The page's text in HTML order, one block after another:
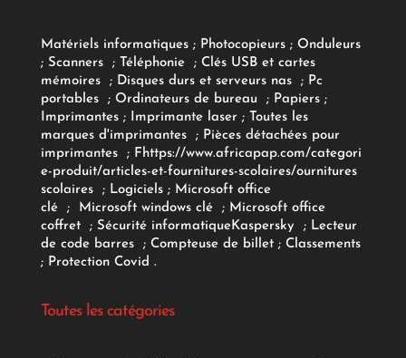
Matériels informatiques; Photocopieurs; Onduleurs
; Scanners ; Téléphonie ; Clés USB et cartes
mémoires
; Disques durs et serveurs nas ; Pc
portables
; Ordinateurs de bureau ; Papiers;
Imprimantes;Imprimante laser;
Toutes les
marques d'imprimantes
; Pièces détachées pour
imprimantes
; F https://www.africapap.com/categori
e-produit/articles-et-fournitures-scolaires/ournitures
scolaires; Logiciels ; Microsoft office
clé
; Microsoft windows clé; Microsoft office
coffret ; Sécurité informatiqueKaspersky ; Lecteur
de code barres
; Compteuse de billet; Classements
; Protection Covid .
Toutes les catégories